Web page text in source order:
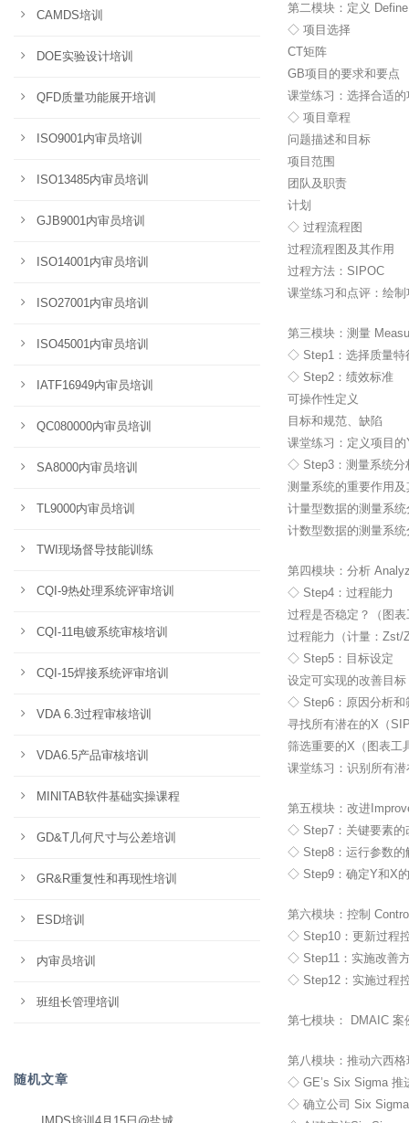
第二模块：定义
◇ 项目选择
CT矩阵
GB项目的要求和要点
课堂练习：选择合适的
◇ 项目章程
问题描述和目标
项目范围
团队及职责
计划
◇ 过程流程图
过程流程图及其作用
过程方法：SIPOC
课堂练习和点评：绘
第三模块：测量
◇ Step1：选择质量特
◇ Step2：绩效标准
可操作性定义
目标和规范、缺陷
课堂练习：定义项目
◇ Step3：测量系统分
测量系统的重要作用及
计量型数据的测量系
计数型数据的测量系统
第四模块：分析
◇ Step4：过程能力
过程是否稳定？（图
过程能力（计量：Zst/
◇ Step5：目标设定
设定可实现的改善目标
◇ Step6：原因分析和
寻找所有潜在的X（
筛选重要的X（图表工
课堂练习：识别所有
第五模块：改进
◇ Step7：关键要素的
◇ Step8：运行参数的
◇ Step9：确定Y和X
第六模块：控制
◇ Step10：更新过程
◇ Step11：实施改善
◇ Step12：实施过程
第七模块： DMAIC 案
第八模块：推动六西
◇ GE’s Six Sigma 推
◇ 确立公司 Six
CAMDS培训
DOE实验设计培训
QFD质量功能展开培训
ISO9001内审员培训
ISO13485内审员培训
GJB9001内审员培训
ISO14001内审员培训
ISO27001内审员培训
ISO45001内审员培训
IATF16949内审员培训
QC080000内审员培训
SA8000内审员培训
TL9000内审员培训
TWI现场督导技能训练
CQI-9热处理系统评审培训
CQI-11电镀系统审核培训
CQI-15焊接系统评审培训
VDA 6.3过程审核培训
VDA6.5产品审核培训
MINITAB软件基础实操课程
GD&T几何尺寸与公差培训
GR&R重复性和再现性培训
ESD培训
内审员培训
班组长管理培训
随机文章